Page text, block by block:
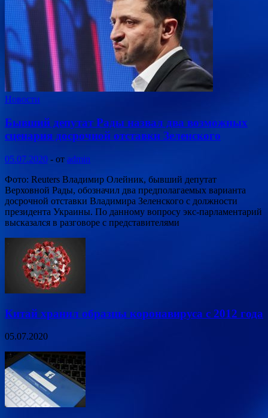
Новости
Бывший депутат Рады назвал два возможных
сценария досрочной отставки Зеленского
05.07.2020 - от admin
Фото: Reuters Владимир Олейник, бывший депутат
Верховной Рады, обозначил два предполагаемых варианта
досрочной отставки Владимира Зеленского с должности
президента Украины. По данному вопросу экс-парламентарий
высказался в разговоре с представителями
Китай хранил образцы коронавируса с 2012 года
05.07.2020